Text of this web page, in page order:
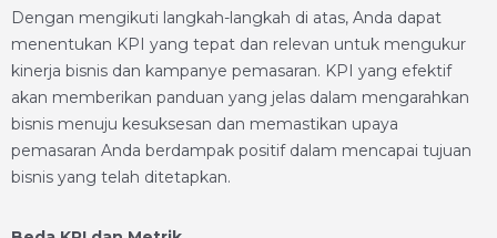
Dengan mengikuti langkah-langkah di atas, Anda dapat
menentukan KPI yang tepat dan relevan untuk mengukur
kinerja bisnis dan kampanye pemasaran. KPI yang efektif
akan memberikan panduan yang jelas dalam mengarahkan
bisnis menuju kesuksesan dan memastikan upaya
pemasaran Anda berdampak positif dalam mencapai tujuan
bisnis yang telah ditetapkan.